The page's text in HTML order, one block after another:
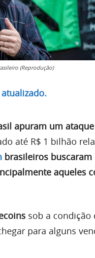
(Reprodução)
apuram um
até R$ 1 bilhão
brasileiros buscaram
aqueles
sob a condição
para alguns